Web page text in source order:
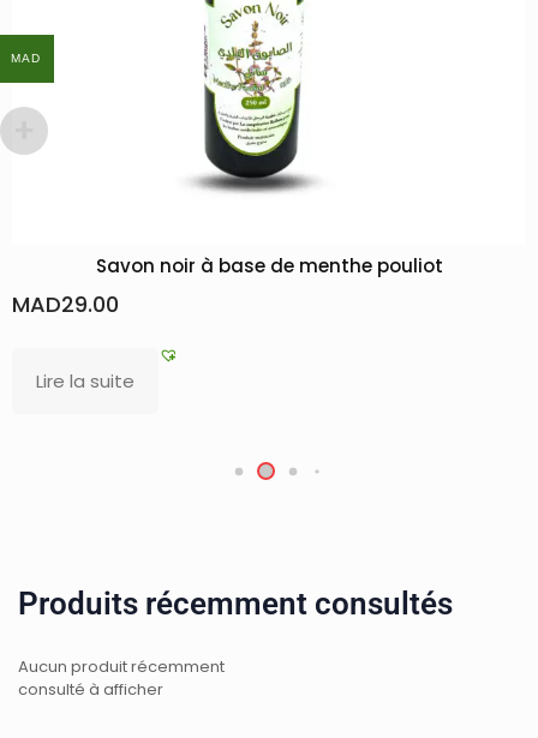
Savon noir à base de menthe pouliot
MAD29.00
Lire la suite
Produits récemment consultés
Aucun produit récemment
consulté à afficher
MAD
MAD